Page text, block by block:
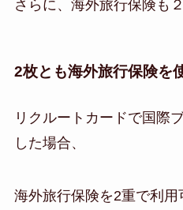
さらに、海外旅行保険も
2枚とも海外旅行保険を
リクルートカードで国際
した場合、
海外旅行保険を2重で利用